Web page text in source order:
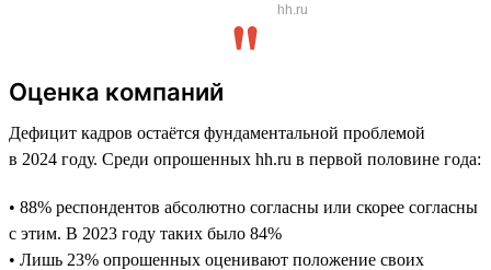
hh.ru
Оценка компаний
Дефицит кадров остаётся фундаментальной проблемой
в 2024 году. Среди опрошенных hh.ru в первой половине года:
• 88% респондентов абсолютно согласны или скорее согласны
с этим. В 2023 году таких было 84%
• Лишь 23% опрошенных оценивают положение своих